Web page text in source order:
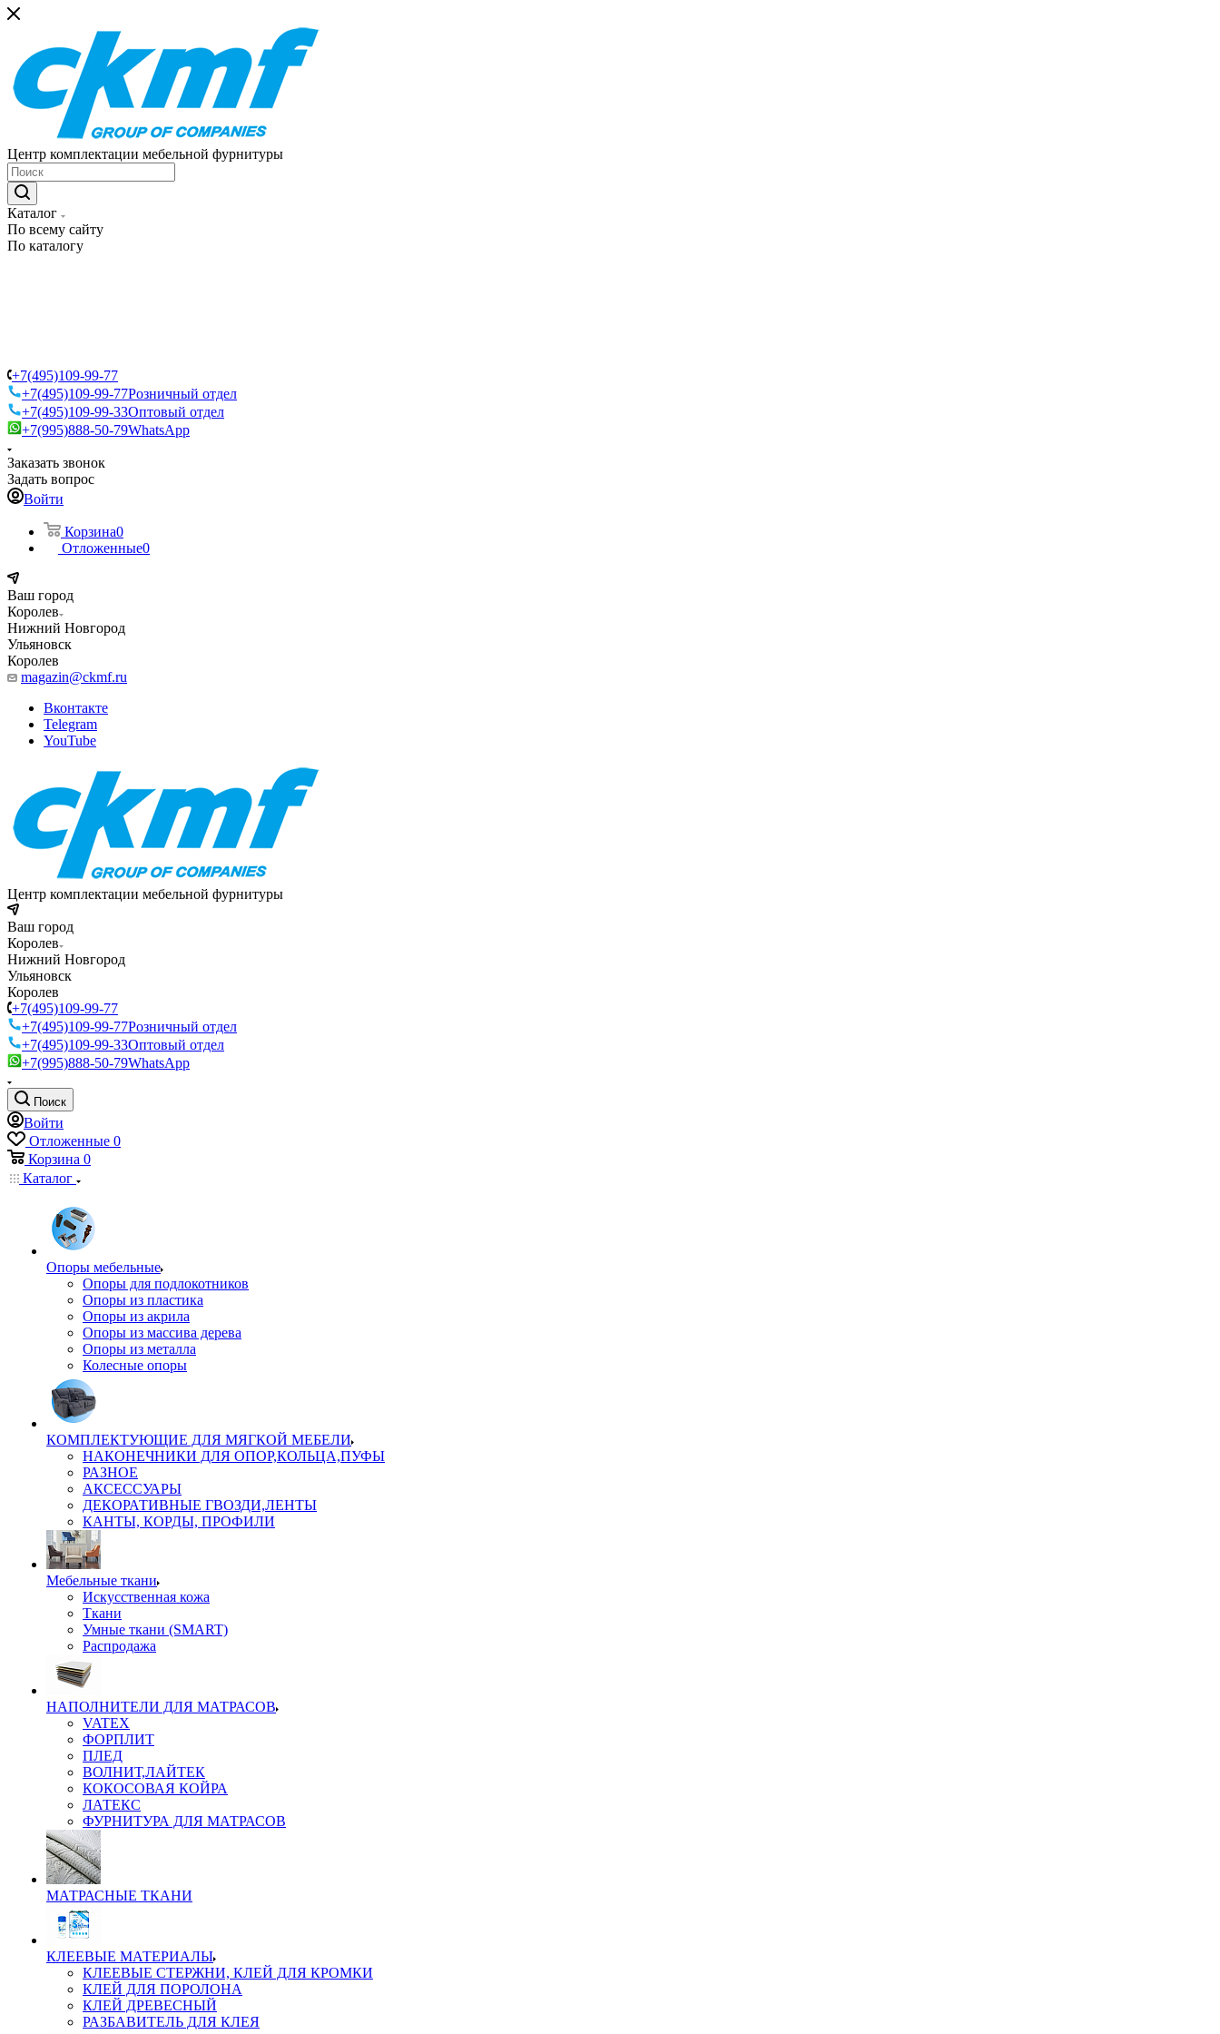
Центр комплектации мебельной фурнитуры
Каталог
По всему сайту
По каталогу
+7(495)109-99-77
+7(495)109-99-77Розничный отдел
+7(495)109-99-33Оптовый отдел
+7(995)888-50-79WhatsApp
Заказать звонок
Задать вопрос
Войти
Корзина0
Отложенные0
Ваш город
Королев
Нижний Новгород
Ульяновск
Королев
magazin@ckmf.ru
Вконтакте
Telegram
YouTube
Центр комплектации мебельной фурнитуры
Ваш город
Королев
Нижний Новгород
Ульяновск
Королев
+7(495)109-99-77
+7(495)109-99-77Розничный отдел
+7(495)109-99-33Оптовый отдел
+7(995)888-50-79WhatsApp
Поиск
Войти
Отложенные 0
Корзина 0
Каталог
Опоры мебельные
Опоры для подлокотников
Опоры из пластика
Опоры из акрила
Опоры из массива дерева
Опоры из металла
Колесные опоры
КОМПЛЕКТУЮЩИЕ ДЛЯ МЯГКОЙ МЕБЕЛИ
НАКОНЕЧНИКИ ДЛЯ ОПОР,КОЛЬЦА,ПУФЫ
РАЗНОЕ
АКСЕССУАРЫ
ДЕКОРАТИВНЫЕ ГВОЗДИ,ЛЕНТЫ
КАНТЫ, КОРДЫ, ПРОФИЛИ
Мебельные ткани
Искусственная кожа
Ткани
Умные ткани (SMART)
Распродажа
НАПОЛНИТЕЛИ ДЛЯ МАТРАСОВ
VATEX
ФОРПЛИТ
ПЛЕД
ВОЛНИТ,ЛАЙТЕК
КОКОСОВАЯ КОЙРА
ЛАТЕКС
ФУРНИТУРА ДЛЯ МАТРАСОВ
МАТРАСНЫЕ ТКАНИ
КЛЕЕВЫЕ МАТЕРИАЛЫ
КЛЕЕВЫЕ СТЕРЖНИ, КЛЕЙ ДЛЯ КРОМКИ
КЛЕЙ ДЛЯ ПОРОЛОНА
КЛЕЙ ДРЕВЕСНЫЙ
РАЗБАВИТЕЛЬ ДЛЯ КЛЕЯ